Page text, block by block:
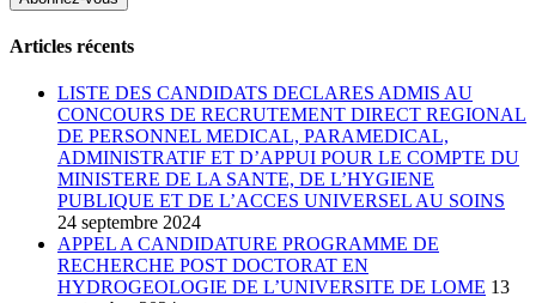
Articles récents
LISTE DES CANDIDATS DECLARES ADMIS AU
CONCOURS DE RECRUTEMENT DIRECT REGIONAL
DE PERSONNEL MEDICAL, PARAMEDICAL,
ADMINISTRATIF ET D’APPUI POUR LE COMPTE DU
MINISTERE DE LA SANTE, DE L’HYGIENE
PUBLIQUE ET DE L’ACCES UNIVERSEL AU SOINS
24 septembre 2024
APPEL A CANDIDATURE PROGRAMME DE
RECHERCHE POST DOCTORAT EN
HYDROGEOLOGIE DE L’UNIVERSITE DE LOME 13